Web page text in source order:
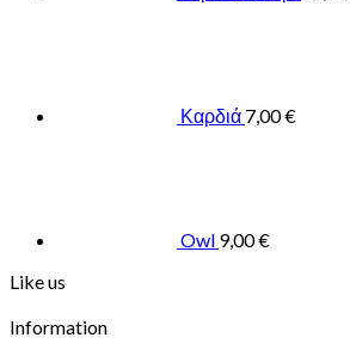
Καρδιά 7,00€
Owl 9,00€
Like us
Information